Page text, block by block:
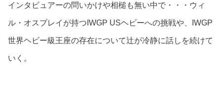
インタビュアーの問いかけや相槌も無い中で・・・ウィ
ル・オスプレイが持つIWGP USヘビーへの挑戦や、IWGP
世界ヘビー級王座の存在について辻が冷静に話しを続けて
いく。